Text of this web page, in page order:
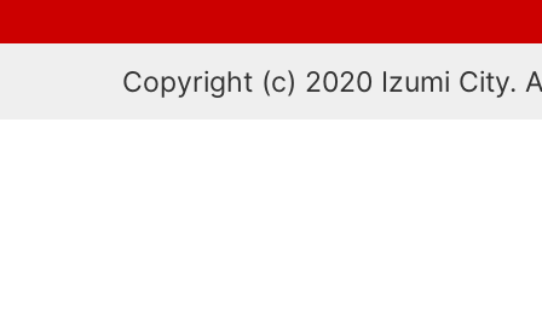
Copyright (c) 2020 Izumi City.